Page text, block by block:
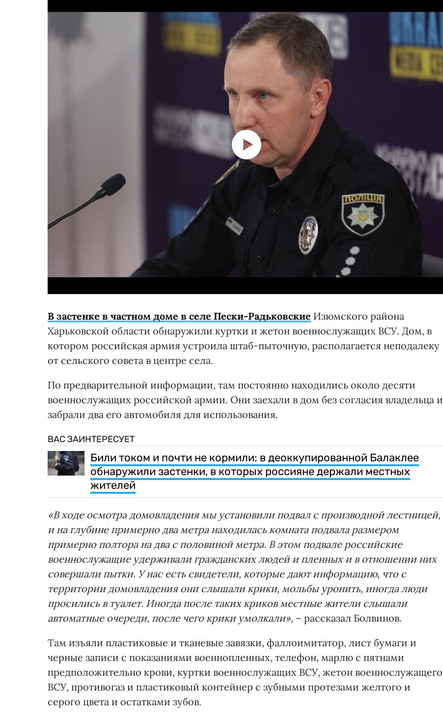
В застенке в частном доме в селе Пески-Радьковские Изюмского района
Харьковской области обнаружили куртки и жетон военнослужащих ВСУ. Дом, в
котором российская армия устроила штаб-пыточную, располагается неподалеку
от сельского совета в центре села.
По предварительной информации, там постоянно находились около десяти
военнослужащих российской армии. Они заехали в дом без согласия владельца и
забрали два его автомобиля для использования.
ВАС ЗАИНТЕРЕСУЕТ
Били током и почти не кормили: в деоккупированной Балаклее
обнаружили застенки, в которых россияне держали местных
жителей
«В ходе осмотра домовладения мы установили подвал с производной лестницей,
и на глубине примерно два метра находилась комната подвала размером
примерно полтора на два с половиной метра. В этом подвале российские
военнослужащие удерживали гражданских людей и пленных и в отношении них
совершали пытки. У нас есть свидетели, которые дают информацию, что с
территории домовладения они слышали крики, мольбы уронить, иногда люди
просились в туалет. Иногда после таких криков местные жители слышали
автоматные очереди, после чего крики умолкали», – рассказал Болвинов.
Там изъяли пластиковые и тканевые завязки, фаллоимитатор, лист бумаги и
черные записи с показаниями военнопленных, телефон, марлю с пятнами
предположительно крови, куртки военнослужащих ВСУ, жетон военнослужащего
ВСУ, противогаз и пластиковый контейнер с зубными протезами желтого и
серого цвета и остатками зубов.